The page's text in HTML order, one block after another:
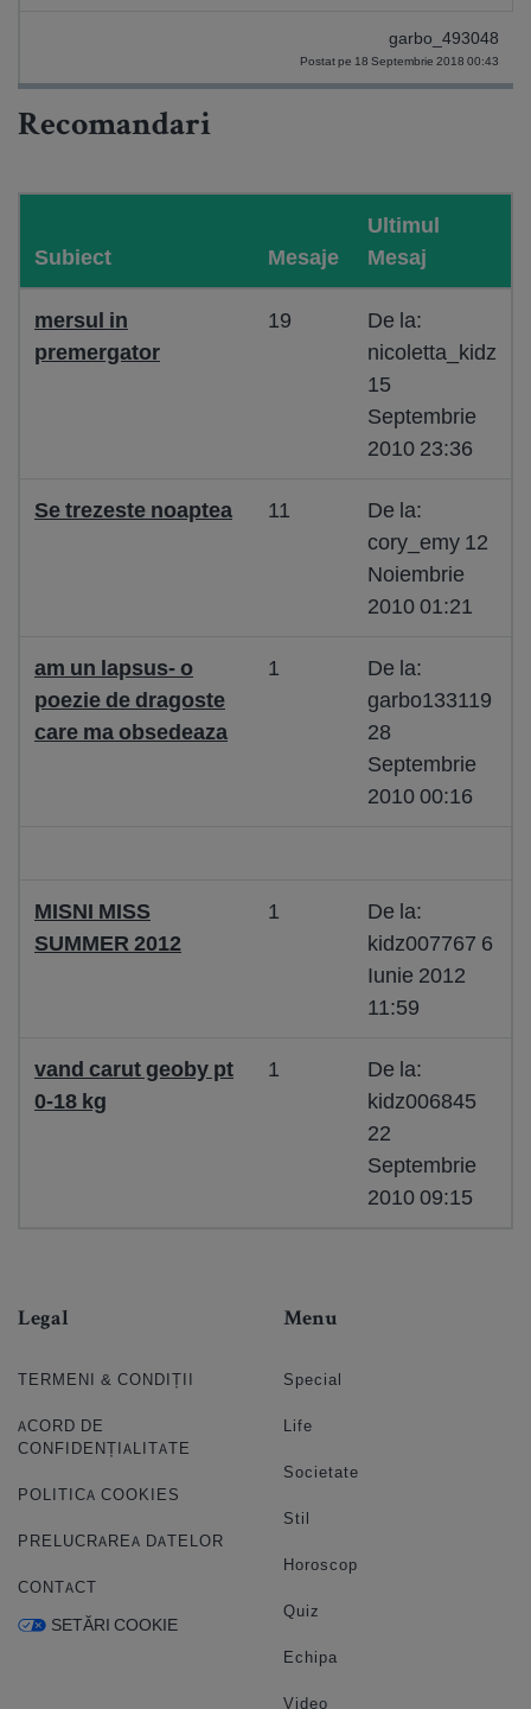
garbo_493048
Postat pe 18 Septembrie 2018 00:43
Recomandari
Subiect Mesaje
Ultimul
Mesaj
mersul in
premergator
19
De la:
nicoletta_kidz
15
Septembrie
2010 23:36
Se trezeste noaptea 11
De la:
cory_emy 12
Noiembrie
2010 01:21
am un lapsus- o
poezie de dragoste
care ma obsedeaza
1
De la:
garbo133119
28
Septembrie
2010 00:16
MISNI MISS
SUMMER 2012
1
De la:
kidz007767 6
Iunie 2012
11:59
vand carut geoby pt
0-18 kg
1
De la:
kidz006845
22
Septembrie
2010 09:15
Legal
TERMENI & CONDIȚII
ACORD DE
CONFIDENȚIALITATE
POLITICA COOKIES
PRELUCRAREA DATELOR
CONTACT
SETĂRI COOKIE
Menu
Special
Life
Societate
Stil
Horoscop
Quiz
Echipa
Video